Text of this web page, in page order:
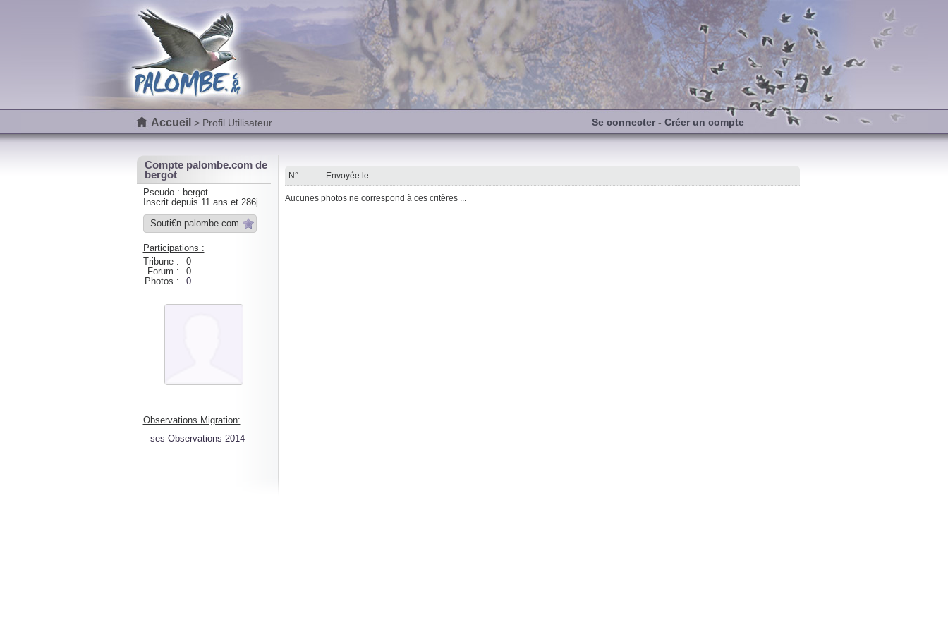
Accueil > Profil Utilisateur Se connecter- Créer un compte
Compte palombe.com de
bergot
Pseudo : bergot
Inscrit depuis 11 ans et 286j
Souti€n palombe.com
Participations :
Tribune :
0
Forum :
0
Photos :
0
Observations Migration:
ses Observations 2014
N° Envoyée le...
Aucunes photos ne correspond à ces critères ...